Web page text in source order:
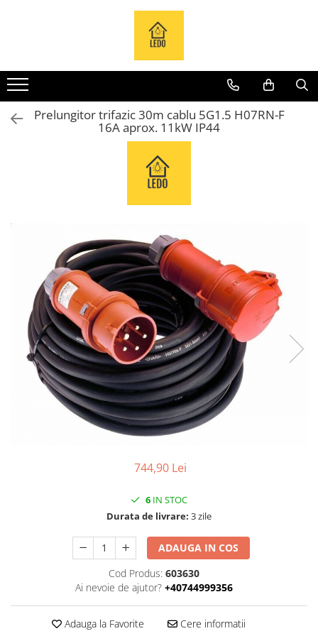
Becuri
Becuri LED
Tuburi LED
Tablouri organizare de santier
Accesorii tablouri electrice
Aparataj tablouri electrice
Sigurante automate
Sigurante fuzibile
Contactoare si relee
Intrerupatoare pentru tablouri
electrice
Alte aparataje
Accesorii lampi
Banda led si accesorii
Prelungitoare
Prelungitoare casnice
Prelungitor trifazic 30m cablu 5G1.5 H07RN-F
16A aprox. 11kW IP44
744,90 Lei
6 IN STOC
Durata de livrare: 3 zile
ADAUGA IN COS
Cod Produs: 603630
Ai nevoie de ajutor? +40744999356
Adauga la Favorite Cere informatii